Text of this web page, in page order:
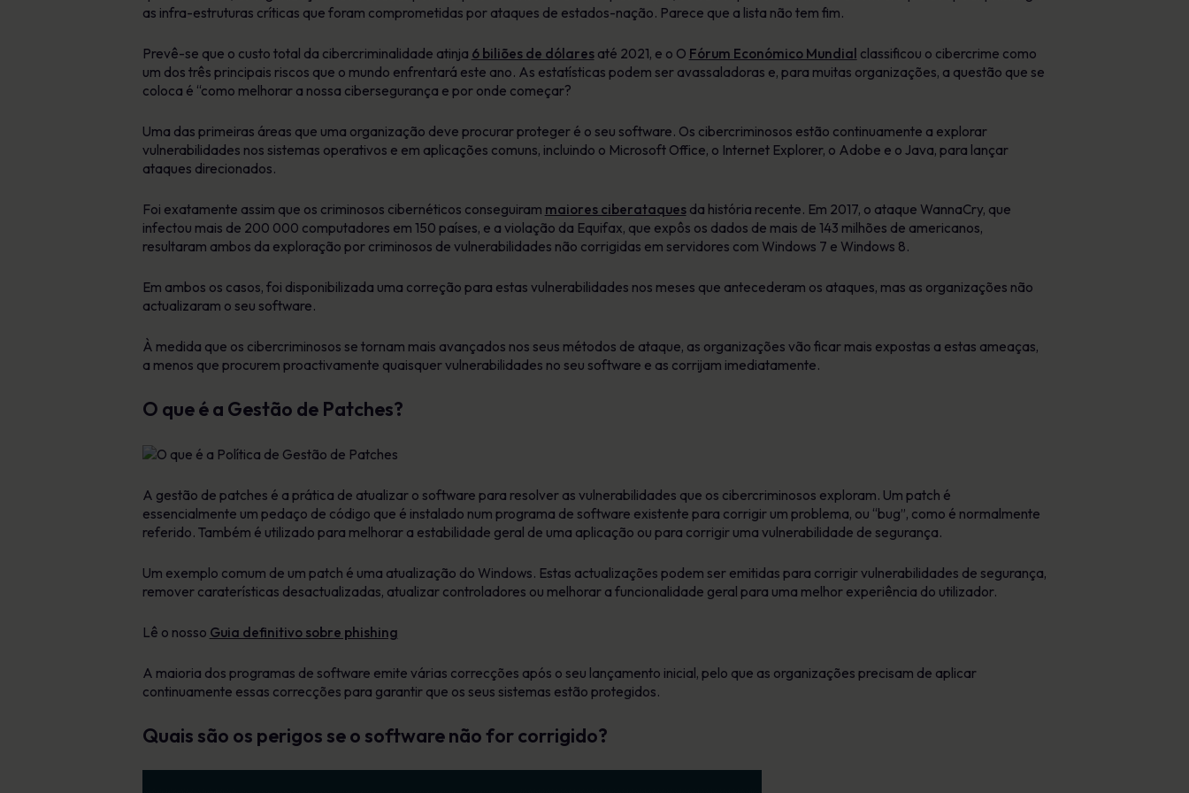
as infra-estruturas críticas que foram comprometidas por ataques de estados-nação. Parece que a lista não tem fim.
Prevê-se que o custo total da cibercriminalidade atinja 6 biliões de dólaresaté 2021, e o O Fórum Económico Mundial classificou o cibercrime como
um dos três principais riscos que o mundo enfrentará este ano. As estatísticas podem ser avassaladoras e, para muitas organizações, a questão que se
coloca é “como melhorar a nossa cibersegurança e por onde começar?
Uma das primeiras áreas que uma organização deve procurar proteger é o seu software. Os cibercriminosos estão continuamente a explorar
vulnerabilidades nos sistemas operativos e em aplicações comuns, incluindo o Microsoft Office, o Internet Explorer, o Adobe e o Java, para lançar
ataques direcionados.
Foi exatamente assim que os criminosos cibernéticos conseguiram maiores ciberataquesda história recente. Em 2017, o ataque WannaCry, que
infectou mais de 200 000 computadores em 150 países, e a violação da Equifax, que expôs os dados de mais de 143 milhões de americanos,
resultaram ambos da exploração por criminosos de vulnerabilidades não corrigidas em servidores com Windows 7 e Windows 8.
Em ambos os casos, foi disponibilizada uma correção para estas vulnerabilidades nos meses que antecederam os ataques, mas as organizações não
actualizaram o seu software.
À medida que os cibercriminosos se tornam mais avançados nos seus métodos de ataque, as organizações vão ficar mais expostas a estas ameaças,
a menos que procurem proactivamente quaisquer vulnerabilidades no seu software e as corrijam imediatamente.
O que é a Gestão de Patches?
A gestão de patches é a prática de atualizar o software para resolver as vulnerabilidades que os cibercriminosos exploram. Um patch é
essencialmente um pedaço de código que é instalado num programa de software existente para corrigir um problema, ou “bug”, como é normalmente
referido. Também é utilizado para melhorar a estabilidade geral de uma aplicação ou para corrigir uma vulnerabilidade de segurança.
Um exemplo comum de um patch é uma atualização do Windows. Estas actualizações podem ser emitidas para corrigir vulnerabilidades de segurança,
remover caraterísticas desactualizadas, atualizar controladores ou melhorar a funcionalidade geral para uma melhor experiência do utilizador.
Lê o nosso Guia definitivo sobre phishing
A maioria dos programas de software emite várias correcções após o seu lançamento inicial, pelo que as organizações precisam de aplicar
continuamente essas correcções para garantir que os seus sistemas estão protegidos.
Quais são os perigos se o software não for corrigido?